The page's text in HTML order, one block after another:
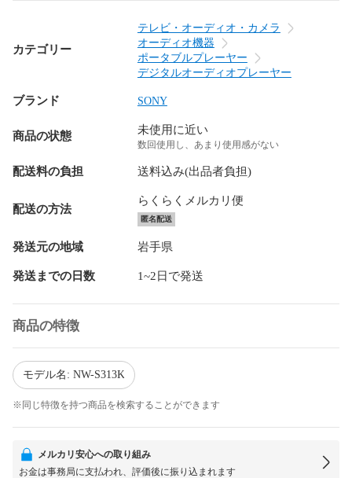
カテゴリー
テレビ・オーディオ・カメラ
オーディオ機器
ポータブルプレーヤー
デジタルオーディオプレーヤー
ブランド SONY
商品の状態 未使用に近い
数回使用し、あまり使用感がない
配送料の負担 送料込み(出品者負担)
配送の方法
らくらくメルカリ便
匿名配送
発送元の地域 岩手県
発送までの日数 1~2日で発送
商品の特徴
モデル名: NW-S313K
※同じ特徴を持つ商品を検索することができます
メルカリ安心への取り組み
お金は事務局に支払われ、評価後に振り込まれます